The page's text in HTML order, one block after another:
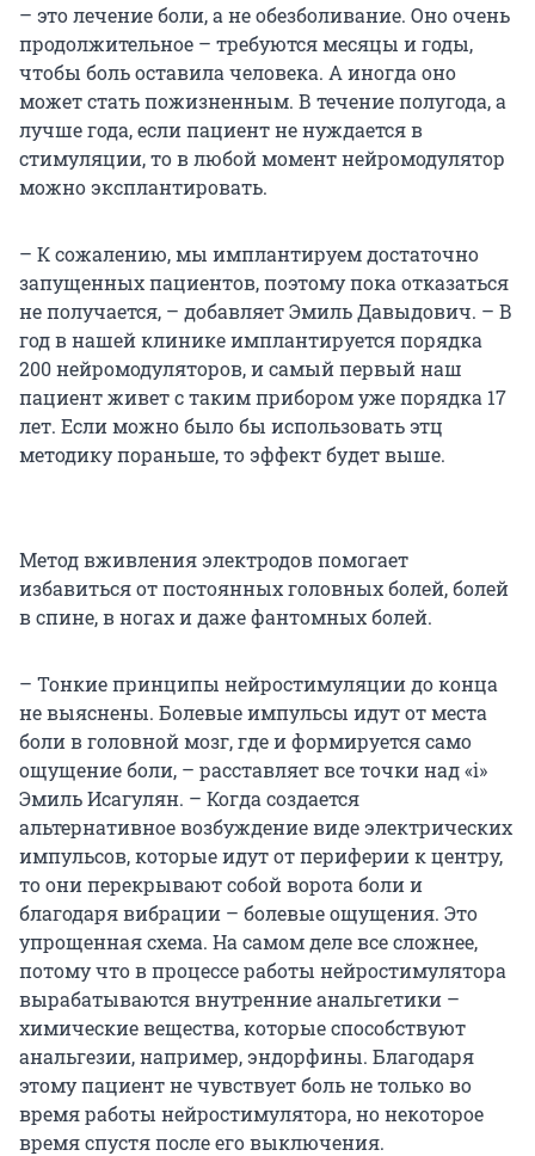
– это лечение боли, а не обезболивание. Оно очень
продолжительное – требуются месяцы и годы,
чтобы боль оставила человека. А иногда оно
может стать пожизненным. В течение полугода, а
лучше года, если пациент не нуждается в
стимуляции, то в любой момент нейромодулятор
можно эксплантировать.
– К сожалению, мы имплантируем достаточно
запущенных пациентов, поэтому пока отказаться
не получается, – добавляет Эмиль Давыдович. – В
год в нашей клинике имплантируется порядка
200 нейромодуляторов, и самый первый наш
пациент живет с таким прибором уже порядка 17
лет. Если можно было бы использовать этц
методику пораньше, то эффект будет выше.
Метод вживления электродов помогает
избавиться от постоянных головных болей, болей
в спине, в ногах и даже фантомных болей.
– Тонкие принципы нейростимуляции до конца
не выяснены. Болевые импульсы идут от места
боли в головной мозг, где и формируется само
ощущение боли, – расставляет все точки над «i»
Эмиль Исагулян. – Когда создается
альтернативное возбуждение виде электрических
импульсов, которые идут от периферии к центру,
то они перекрывают собой ворота боли и
благодаря вибрации – болевые ощущения. Это
упрощенная схема. На самом деле все сложнее,
потому что в процессе работы нейростимулятора
вырабатываются внутренние анальгетики –
химические вещества, которые способствуют
анальгезии, например, эндорфины. Благодаря
этому пациент не чувствует боль не только во
время работы нейростимулятора, но некоторое
время спустя после его выключения.